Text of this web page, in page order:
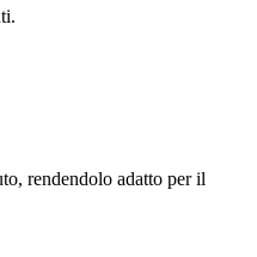
rendendolo adatto per il